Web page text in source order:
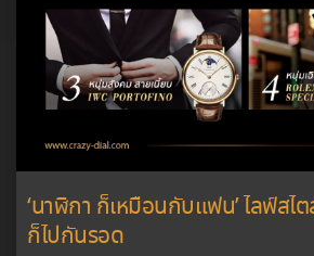
‘นาฬิกา ก็เหมือนกับแฟน’ ไลฟ์สไ
ก็ไปกันรอด